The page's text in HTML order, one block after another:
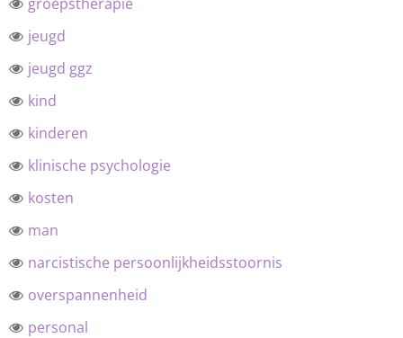
jeugd
jeugd ggz
kind
kinderen
klinische psychologie
kosten
man
narcistische persoonlijkheidsstoornis
overspannenheid
personal